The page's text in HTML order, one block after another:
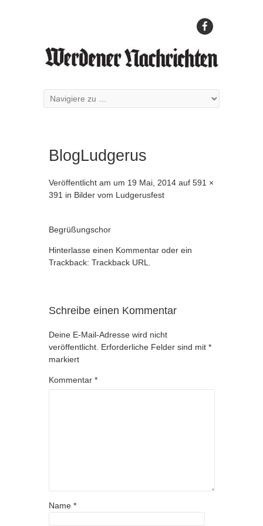
BlogLudgerus
Veröffentlicht am um 19 Mai, 2014 auf 591 ×
391 in Bilder vom Ludgerusfest
Begrüßungschor
Hinterlasse einen Kommentar oder ein
Trackback: Trackback URL
Schreibe einen Kommentar
Deine E-Mail-Adresse wird nicht
veröffentlicht. Erforderliche Felder sind mit *
markiert
Kommentar *
Name *